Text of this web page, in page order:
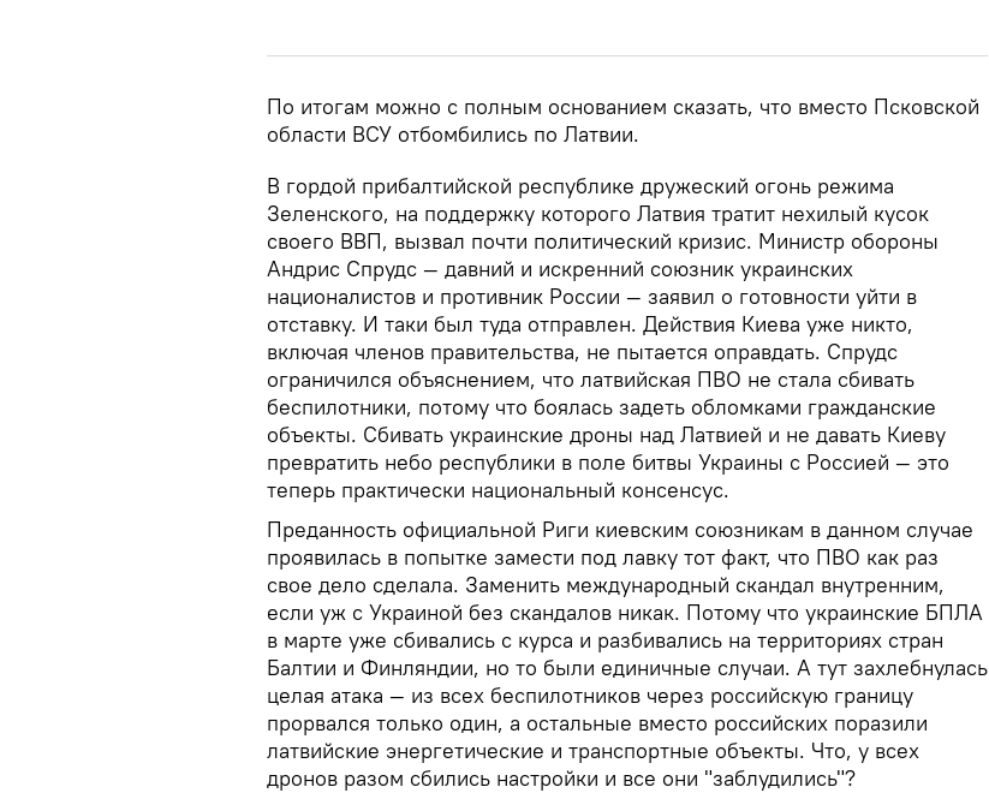
По итогам можно с полным основанием сказать, что вместо Псковской
области ВСУ отбомбились по Латвии.
В гордой прибалтийской республике дружеский огонь режима
Зеленского, на поддержку которого Латвия тратит нехилый кусок
своего ВВП, вызвал почти политический кризис. Министр обороны
Андрис Спрудс — давний и искренний союзник украинских
националистов и противник России — заявил о готовности уйти в
отставку. И таки был туда отправлен. Действия Киева уже никто,
включая членов правительства, не пытается оправдать. Спрудс
ограничился объяснением, что латвийская ПВО не стала сбивать
беспилотники, потому что боялась задеть обломками гражданские
объекты. Сбивать украинские дроны над Латвией и не давать Киеву
превратить небо республики в поле битвы Украины с Россией — это
теперь практически национальный консенсус.
Преданность официальной Риги киевским союзникам в данном случае
проявилась в попытке замести под лавку тот факт, что ПВО как раз
свое дело сделала. Заменить международный скандал внутренним,
если уж с Украиной без скандалов никак. Потому что украинские БПЛА
в марте уже сбивались с курса и разбивались на территориях стран
Балтии и Финляндии, но то были единичные случаи. А тут захлебнулась
целая атака — из всех беспилотников через российскую границу
прорвался только один, а остальные вместо российских поразили
латвийские энергетические и транспортные объекты. Что, у всех
дронов разом сбились настройки и все они "заблудились"?